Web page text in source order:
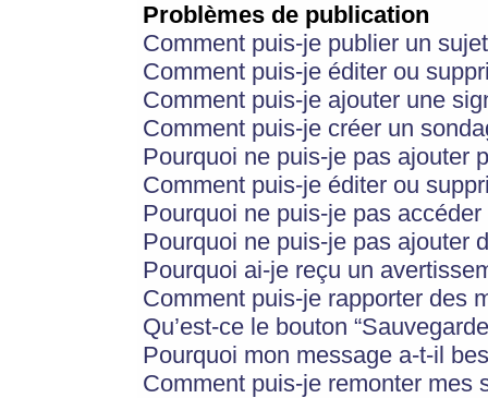
Problèmes de publication
Comment puis-je publier un
Comment puis-je éditer ou
Comment puis-je ajouter une
Comment puis-je créer un
Pourquoi ne puis-je pas ajouter
Comment puis-je éditer ou
Pourquoi ne puis-je pas
Pourquoi ne puis-je pas ajouter
Pourquoi ai-je reçu un
Comment puis-je rapporter des
Qu’est-ce le bouton
Pourquoi mon message a-t-il
Comment puis-je remonter mes